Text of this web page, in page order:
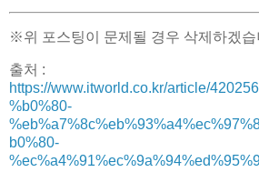
※위 포스팅이 문제될 경우 삭제하겠습
출처 :
https://www.itworld.co.kr/article/
%b0%80-
b0%80-